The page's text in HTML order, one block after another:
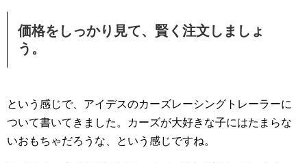
価格をしっかり見て、賢く注文しましょ
う。
という感じで、アイデスのカーズレーシングトレーラーに
ついて書いてきました。カーズが大好きな子にはたまらな
いおもちゃだろうな、という感じですね。